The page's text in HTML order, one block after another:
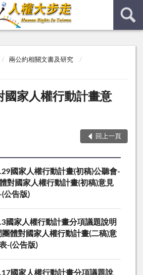
兩公約相關文書及研究
國家人權行動計畫意
回上一頁
國家人權行動計畫(初稿)公聽會-
對國家人權行動計畫(初稿)意見
公告版)
國家人權行動計畫分項議題說明
體對國家人權行動計畫(二稿)意
-(公告版)
國家人權行動計畫分項議題說